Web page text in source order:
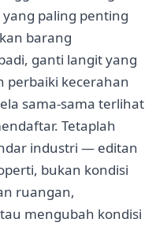
paling penting
barang
ganti langit yang
perbaiki kecerahan
sama-sama terlihat
Tetaplah
industri — editan
bukan kondisi
ruangan,
mengubah kondisi